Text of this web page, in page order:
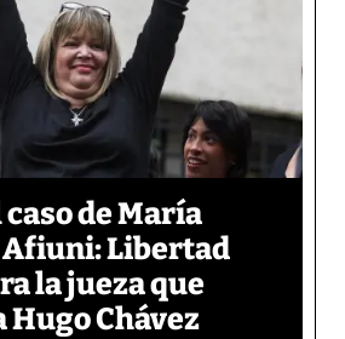
de María
Libertad
la jueza que
Hugo Chávez